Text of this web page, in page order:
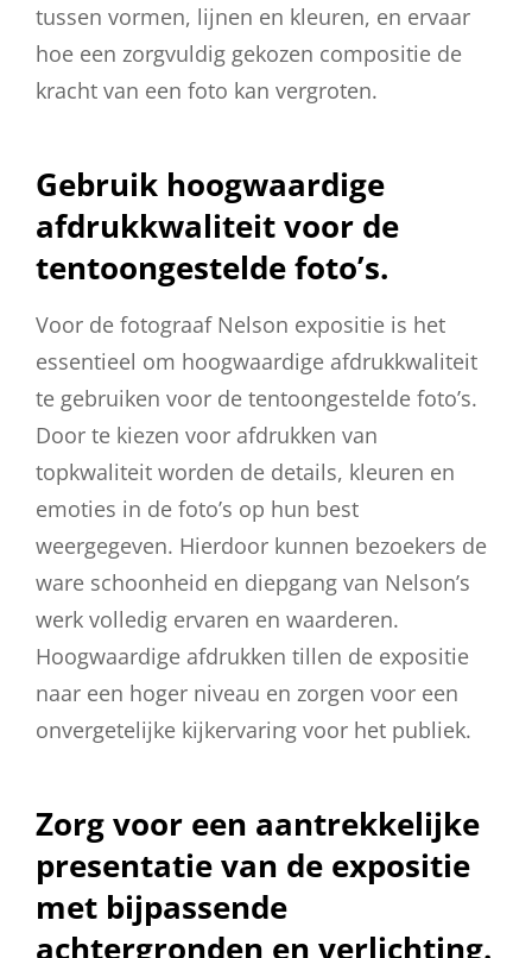
tussen vormen, lijnen en kleuren, en ervaar
hoe een zorgvuldig gekozen compositie de
kracht van een foto kan vergroten.
Gebruik hoogwaardige
afdrukkwaliteit voor de
tentoongestelde foto’s.
Voor de fotograaf Nelson expositie is het
essentieel om hoogwaardige afdrukkwaliteit
te gebruiken voor de tentoongestelde foto’s.
Door te kiezen voor afdrukken van
topkwaliteit worden de details, kleuren en
emoties in de foto’s op hun best
weergegeven. Hierdoor kunnen bezoekers de
ware schoonheid en diepgang van Nelson’s
werk volledig ervaren en waarderen.
Hoogwaardige afdrukken tillen de expositie
naar een hoger niveau en zorgen voor een
onvergetelijke kijkervaring voor het publiek.
Zorg voor een aantrekkelijke
presentatie van de expositie
met bijpassende
achtergronden en verlichting.